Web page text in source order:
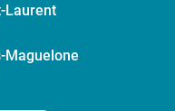
Laurent
Maguelone